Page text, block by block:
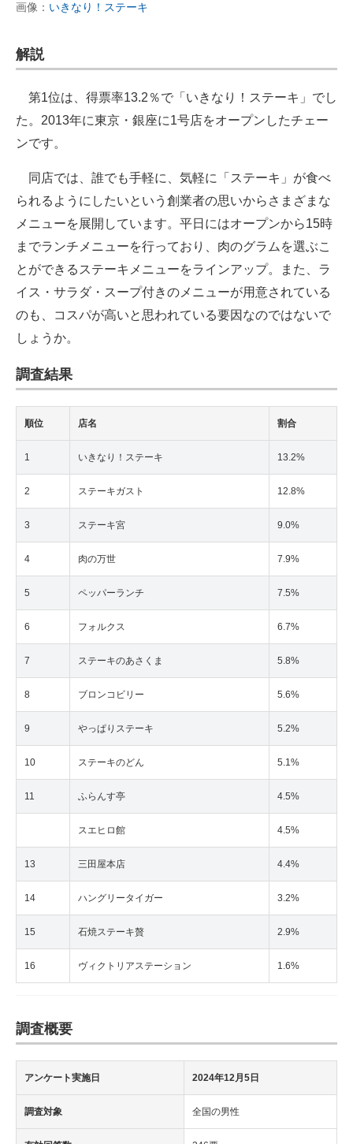
画像： いきなり！ステーキ
解説
第1位は、得票率13.2％で「いきなり！ステーキ」でし
た。2013年に東京・銀座に1号店をオープンしたチェー
ンです。
同店では、誰でも手軽に、気軽に「ステーキ」が食べ
られるようにしたいという創業者の思いからさまざまな
メニューを展開しています。平日にはオープンから15時
までランチメニューを行っており、肉のグラムを選ぶこ
とができるステーキメニューをラインアップ。また、ラ
イス・サラダ・スープ付きのメニューが用意されている
のも、コスパが高いと思われている要因なのではないで
しょうか。
調査結果
順位 店名 割合
1 いきなり！ステーキ 13.2%
2 ステーキガスト 12.8%
3 ステーキ宮 9.0%
4 肉の万世 7.9%
5 ペッパーランチ 7.5%
6 フォルクス 6.7%
7 ステーキのあさくま 5.8%
8 ブロンコビリー 5.6%
9 やっぱりステーキ 5.2%
10 ステーキのどん 5.1%
11 ふらんす亭 4.5%
スエヒロ館 4.5%
13 三田屋本店 4.4%
14 ハングリータイガー 3.2%
15 石焼ステーキ贅 2.9%
16 ヴィクトリアステーション 1.6%
調査概要
アンケート実施日 2024年12月5日
調査対象 全国の男性